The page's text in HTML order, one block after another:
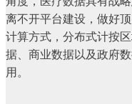
离不开平台建设，做好
计算方式，分布式计按
据、商业数据以及政府
用。